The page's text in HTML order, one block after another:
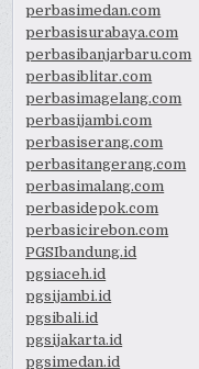
perbasimedan.com
perbasisurabaya.com
perbasibanjarbaru.com
perbasiblitar.com
perbasimagelang.com
perbasijambi.com
perbasiserang.com
perbasitangerang.com
perbasimalang.com
perbasidepok.com
perbasicirebon.com
PGSIbandung.id
pgsiaceh.id
pgsijambi.id
pgsibali.id
pgsijakarta.id
pgsimedan.id